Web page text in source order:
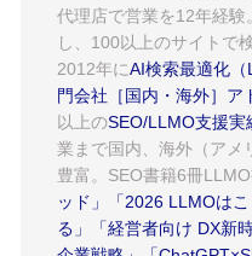
代理店で営業を12年経
し、100以上のサイトで
2012年にAI検索最適化
門会社［国内・海外］ア
以上のSEO/LLMO支援実
業まで国内、海外（アメ
豊富。SEO書籍6冊
ッド」
「2026 LLMOはこ
る」
「経営者向け DX新